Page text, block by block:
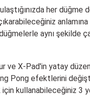
her düğme
aynı şekilde
ve X-Pad'in yatay
Pong efektlerini
kullanabileceğiniz